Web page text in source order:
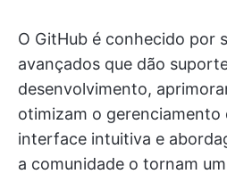
O GitHub é conhecido por
avançados que dão
desenvolvimento,
otimizam o gerenciamento
interface intuitiva e
a comunidade o tornam